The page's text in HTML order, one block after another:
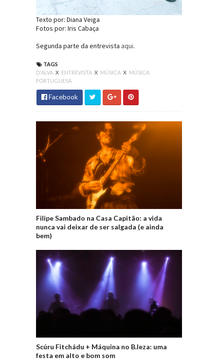
Texto por: Diana Veiga
Fotos por: Iris Cabaça
Segunda parte da entrevista aqui.
TAGS
D'ALVA X ENTREVISTA X MÚSICA X MÚSICA
PORTUGUESA
Facebook
Filipe Sambado na Casa Capitão: a vida
nunca vai deixar de ser salgada (e ainda
bem)
Scúru Fitchádu + Máquina no B.leza: uma
festa em alto e bom som